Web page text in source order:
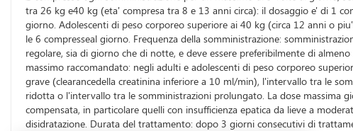
tra 26 kg e40 kg (eta' compresa tra 8 e 13 anni circa): il dosaggio e' di 1
giorno. Adolescenti di peso corporeo superiore ai 40 kg (circa 12 anni o
le 6 compresseal giorno. Frequenza della somministrazione:
regolare, sia di giorno che di notte, e deve essere preferibilmente di
massimo raccomandato: negli adulti e adolescenti di peso corporeo
grave (clearancedella creatinina inferiore a 10 ml/min), l'intervallo tra le
ridotta o l'intervallo tra le somministrazioni prolungato. La dose massima
compensata, in particolare quelli con insufficienza epatica da lieve a
disidratazione. Durata del trattamento: dopo 3 giorni consecutivi di